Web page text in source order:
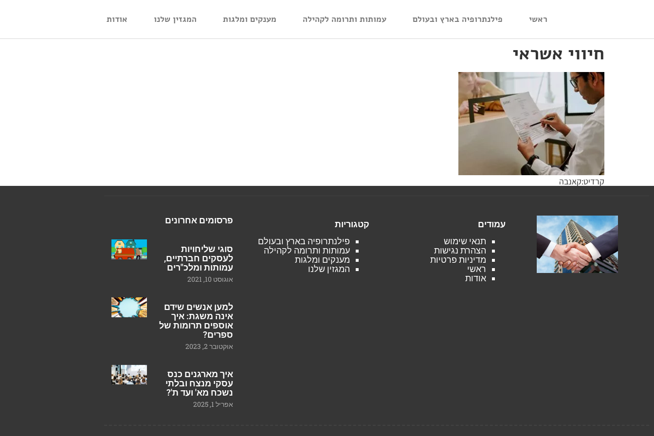
ראשי פילנתרופיה בארץ ובעולם עמותות ותרומה לקהילה מענקים ומלגות המגזין שלנו אודות
חיווי אשראי
קרדיט:קאנבה
עמודים
תנאי שימוש
הצהרת נגישות
מדיניות פרטיות
ראשי
אודות
קטגוריות
פילנתרופיה בארץ ובעולם
עמותות ותרומה לקהילה
מענקים ומלגות
המגזין שלנו
פרסומים אחרונים
סוגי שליחויות
לעסקים חברתיים,
עמותות ומלכ"רים
אוגוסט 10, 2021
למען אנשים שידם
אינה משגת: איך
אוספים תרומות של
ספרים?
אוקטובר 2, 2023
איך מארגנים כנס
עסקי מנצח ובלתי
נשכח מא' ועד ת'?
אפריל 1, 2025